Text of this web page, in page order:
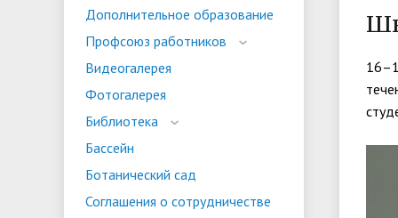
Бассейн
Военный учебный центр
по
Прием 2026. Ординатура
Особая квота
Информация о зачислении
Объединенный совет обучающихся
Научные труды КГУ
Национальные проекты Российской
Дополнительное образование
Профсоюз работников
Видеогалерея
Фотогалерея
Библиотека
Бассейн
Ботанический сад
Соглашения о сотрудничестве